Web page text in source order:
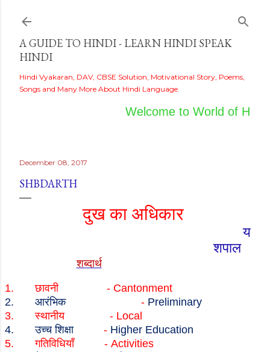
A GUIDE TO HINDI - LEARN HINDI SPEAK
HINDI
Hindi Vyakaran, DAV, CBSE Solution, Motivational Story, Poems,
Songs and Many More About Hindi Language.
Welcome to World of Hindi
December 08, 2017
SHBDARTH
दुख का अधिकार
य
शपाल
शब्दार्थ
1. छावनी - Cantonment
2.
आरंभिक - Preliminary
3.
स्थानीय - Local
4.
उच्च शिक्षा - Higher Education
5.
गतिविधियाँ - Activities